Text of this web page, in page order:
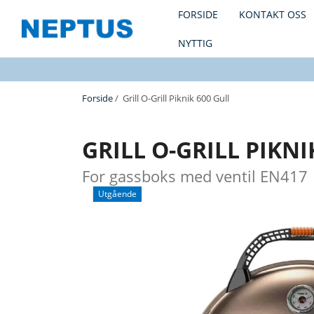
FORSIDE KONTAKT OSS
NYTTIG
Forside/ Grill O-Grill Piknik 600 Gull
GRILL O-GRILL
For gassboks med ventil EN417
Utgående